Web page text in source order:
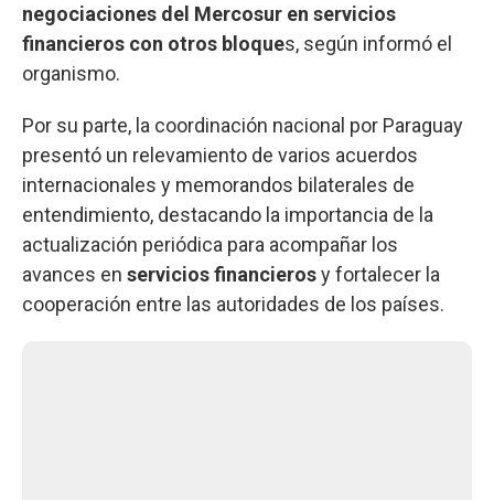
negociaciones del Mercosur en servicios
financieros con otros bloques, según informó el
organismo.
Por su parte, la coordinación nacional por Paraguay
presentó un relevamiento de varios acuerdos
internacionales y memorandos bilaterales de
entendimiento, destacando la importancia de la
actualización periódica para acompañar los
avances en servicios financierosy fortalecer la
cooperación entre las autoridades de los países.